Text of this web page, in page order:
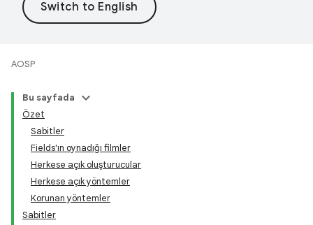
AOSP
Bu sayfada
Özet
Sabitler
Fields'ın oynadığı filmler
Herkese açık oluşturucular
Herkese açık yöntemler
Korunan yöntemler
Sabitler